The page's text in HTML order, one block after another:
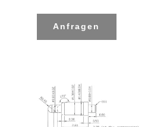
Anfragen